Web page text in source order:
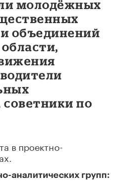
молодёжных
объединений
советники по
в проектно-
аналитических групп: